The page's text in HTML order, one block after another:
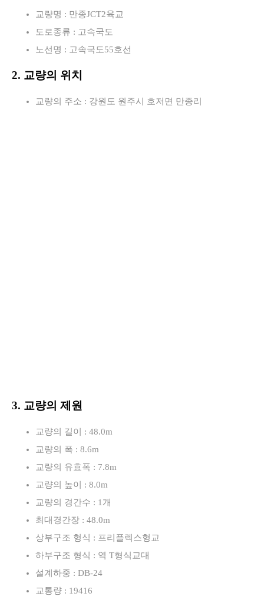
교량명 : 만종JCT2육교
도로종류 : 고속국도
노선명 : 고속국도55호선
2. 교량의 위치
교량의 주소 : 강원도 원주시 호저면 만종리
3. 교량의 제원
교량의 길이 : 48.0m
교량의 폭 : 8.6m
교량의 유효폭 : 7.8m
교량의 높이 : 8.0m
교량의 경간수 : 1개
최대경간장 : 48.0m
상부구조 형식 : 프리플렉스형교
하부구조 형식 : 역 T형식교대
설계하중 : DB-24
교통량 : 19416